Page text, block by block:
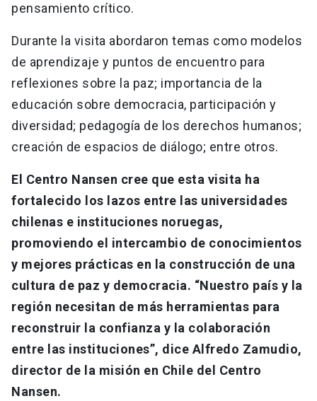
pensamiento crítico.
Durante la visita abordaron temas como modelos
de aprendizaje y puntos de encuentro para
reflexiones sobre la paz; importancia de la
educación sobre democracia, participación y
diversidad; pedagogía de los derechos humanos;
creación de espacios de diálogo; entre otros.
El Centro Nansen cree que esta visita ha
fortalecido los lazos entre las universidades
chilenas e instituciones noruegas,
promoviendo el intercambio de conocimientos
y mejores prácticas en la construcción de una
cultura de paz y democracia. “Nuestro país y la
región necesitan de más herramientas para
reconstruir la confianza y la colaboración
entre las instituciones”, dice Alfredo Zamudio,
director de la misión en Chile del Centro
Nansen.